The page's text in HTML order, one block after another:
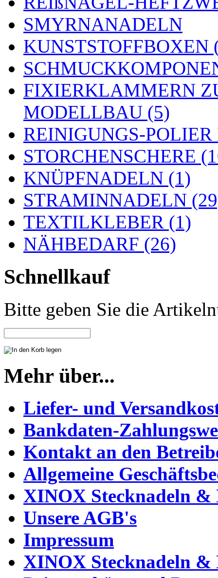
SMYRNANADELN
KUNSTSTOFFBOXEN
FIXIERKLAMMERN
MODELLBAU (5)
REINIGUNGS-
STORCHENSCHERE
KNÜPFNADELN (1)
STRAMINNADELN
TEXTILKLEBER (1)
NÄHBEDARF (26)
Schnellkauf
Bitte geben Sie die
Mehr über...
Liefer- und
Bankdaten-
Kontakt an den
Allgemeine
XINOX Stecknadeln
Unsere AGB's
Impressum
XINOX Stecknadeln